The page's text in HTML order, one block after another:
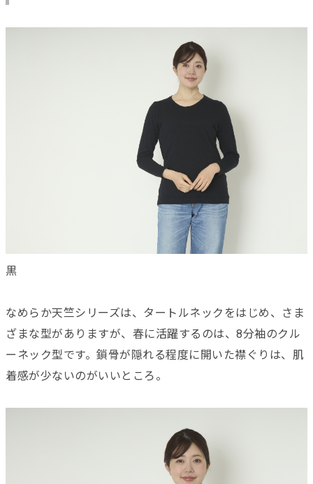
黒
なめらか天竺シリーズは、タートルネックをはじめ、さま
ざまな型がありますが、春に活躍するのは、8分袖のクル
ーネック型です。鎖骨が隠れる程度に開いた襟ぐりは、肌
着感が少ないのがいいところ。